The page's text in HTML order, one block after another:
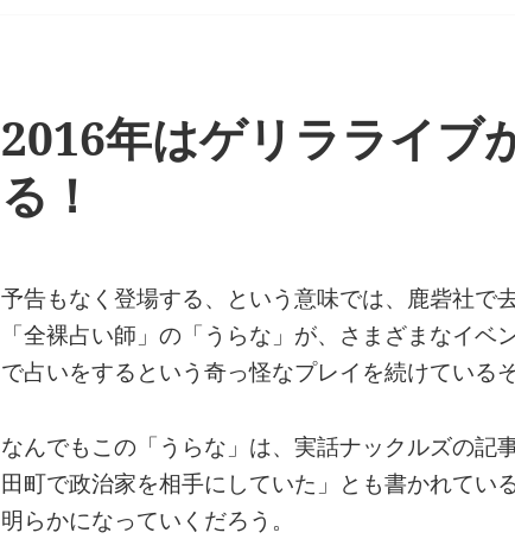
2016年はゲリラライブ
る！
予告もなく登場する、という意味では、鹿砦社で
「全裸占い師」の「うらな」が、さまざまなイベ
で占いをするという奇っ怪なプレイを続けているそ
なんでもこの「うらな」は、実話ナックルズの記
田町で政治家を相手にしていた」とも書かれてい
明らかになっていくだろう。